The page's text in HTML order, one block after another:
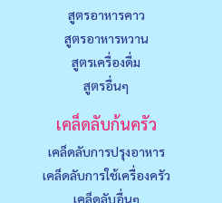
สูตรอาหารคาว
สูตรอาหารหวาน
สูตรเครื่องดื่ม
สูตรอื่นๆ
เคล็ดลับก้นครัว
เคล็ดลับการปรุงอาหาร
เคล็ดลับการใช้เครื่องครัว
เคล็ดลับอื่นๆ